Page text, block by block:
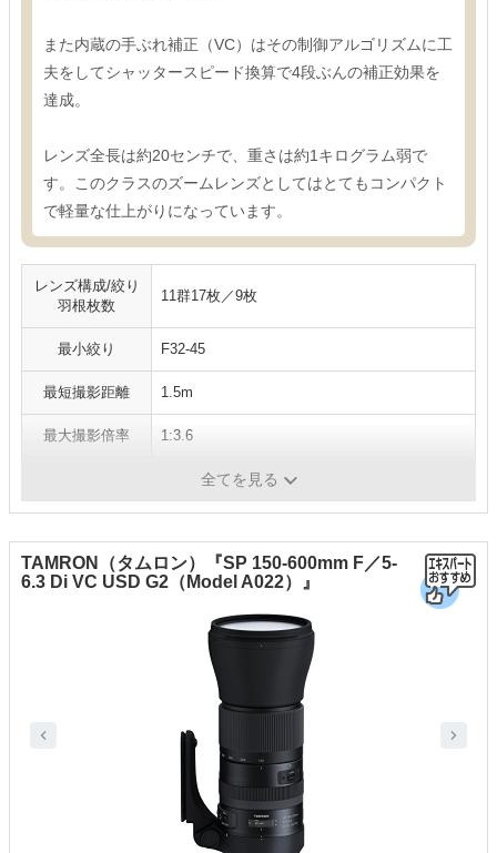
また内蔵の手ぶれ補正（VC）はその制御アルゴリズムに工
夫をしてシャッタースピード換算で4段ぶんの補正効果を
達成。
レンズ全長は約20センチで、重さは約1キログラム弱で
す。このクラスのズームレンズとしてはとてもコンパクト
で軽量な仕上がりになっています。
レンズ構成/絞り
羽根枚数
11群17枚／9枚
最小絞り F32-45
最短撮影距離 1.5m
最大撮影倍率 1:3.6
全てを見る
TAMRON（タムロン）『SP 150-600mm F／5-
6.3 Di VC USD G2（Model A022）』